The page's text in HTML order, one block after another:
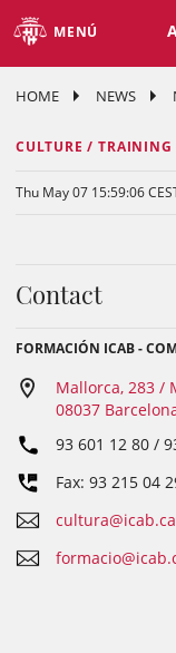
MENÚ
HOME NEWS
CULTURE /
Thu May 07 15:59:06
Contact
FORMACIÓN ICAB -
Mallorca, 283 /
08037
93 601 12 80 /
Fax: 93 215 04